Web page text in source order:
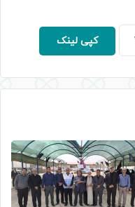
کپی لینک